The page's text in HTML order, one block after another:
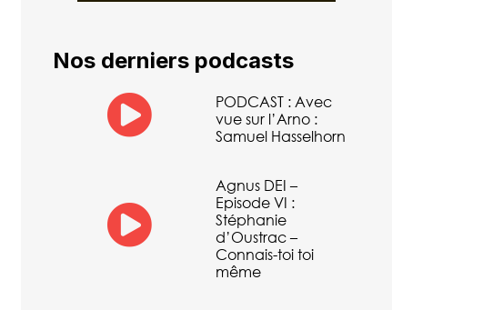
Nos derniers podcasts
PODCAST : Avec
vue sur l’Arno :
Samuel Hasselhorn
Agnus DEI –
Episode VI :
Stéphanie
d’Oustrac –
Connais-toi toi
même